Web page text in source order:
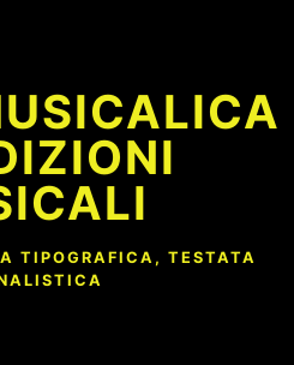
TIPOGRAFICA, TESTATA